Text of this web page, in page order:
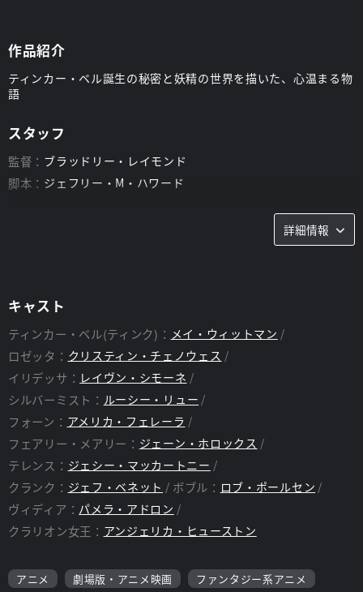
作品紹介
ティンカー・ベル誕生の秘密と妖精の世界を描いた、心温まる物
語
スタッフ
監督： ブラッドリー・レイモンド
脚本： ジェフリー・M・ハワード
詳細情報
キャスト
ティンカー・ベル(ティンク)： メイ・ウィットマン
ロゼッタ： クリスティン・チェノウェス
イリデッサ： レイヴン・シモーネ
シルバーミスト： ルーシー・リュー
フォーン： アメリカ・フェレーラ
フェアリー・メアリー： ジェーン・ホロックス
テレンス： ジェシー・マッカートニー
クランク： ジェフ・ベネット ボブル： ロブ・ポールセン
ヴィディア： パメラ・アドロン
クラリオン女王： アンジェリカ・ヒューストン
アニメ 劇場版・アニメ映画
ファンタジー系アニメ